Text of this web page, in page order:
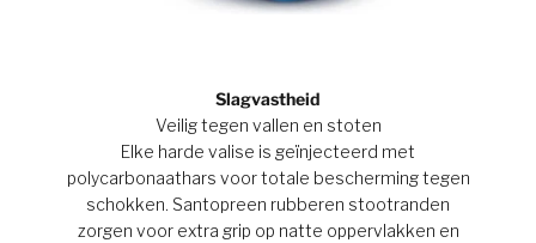
Slagvastheid
Veilig tegen vallen en stoten
Elke harde valise is geïnjecteerd met
polycarbonaathars voor totale bescherming tegen
schokken. Santopreen rubberen stootranden
zorgen voor extra grip op natte oppervlakken en